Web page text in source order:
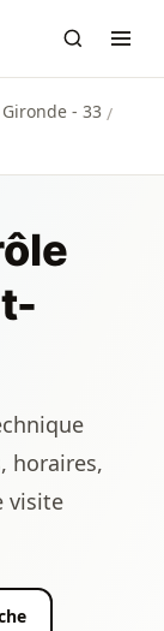
Gironde - 33 /
horaires,
visite